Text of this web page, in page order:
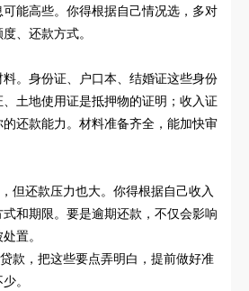
能高些。你得根据自己情况选，多对
、还款方式。
。身份证、户口本、结婚证这些身份
土地使用证是抵押物的证明；收入证
还款能力。材料准备齐全，能加快审
但还款压力也大。你得根据自己收入
和期限。要是逾期还款，不仅会影响
置。
款，把这些要点弄明白，提前做好准
。